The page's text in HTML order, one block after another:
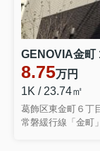
GENOVIA金町
8.75万円
1K / 23.74㎡
葛飾区東金町６丁
常磐緩行線「金町